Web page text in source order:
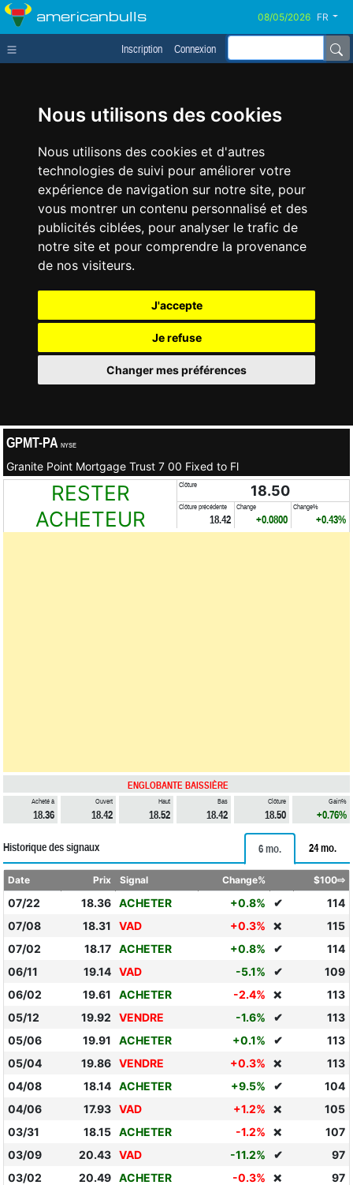
Nous utilisons des cookies
Nous utilisons des cookies et d'autres
technologies de suivi pour améliorer votre
expérience de navigation sur notre site, pour
vous montrer un contenu personnalisé et des
publicités ciblées, pour analyser le trafic de
notre site et pour comprendre la provenance
de nos visiteurs.
J'accepte
Je refuse
Changer mes préférences
americanbulls FR
Inscription Connexion
GPMT-PA NYSE
Granite Point Mortgage Trust 7 00 Fixed to Fl
RESTER
ACHETEUR
Clôture 18.50
Clôture précédente
18.42
Change
+0.0800
Change%
+0.43%
ENGLOBANTE BAISSIÈRE
Acheté à
18.36
Ouvert
18.42
Haut
18.52
Bas
18.42
Clôture
18.50
Gain%
+0.76%
Historique des signaux 6 mo. 24 mo.
Date Prix Signal Change% $100⇨
07/22 18.36 ACHETER +0.8% ✔
114
07/08
18.31 VAD +0.3% ❌
115
07/02
18.17 ACHETER +0.8% ✔
114
06/11
19.14 VAD -5.1% ✔
109
06/02
19.61 ACHETER -2.4% ❌
113
05/12
19.92 VENDRE -1.6% ✔
113
05/06
19.91 ACHETER +0.1% ✔
113
05/04
19.86 VENDRE +0.3% ❌
113
04/08
18.14 ACHETER +9.5% ✔
104
04/06
17.93 VAD +1.2% ❌
105
03/31
18.15 ACHETER -1.2% ❌
107
03/09
20.43 VAD -11.2% ✔
97
03/02
20.49 ACHETER -0.3% ❌
97